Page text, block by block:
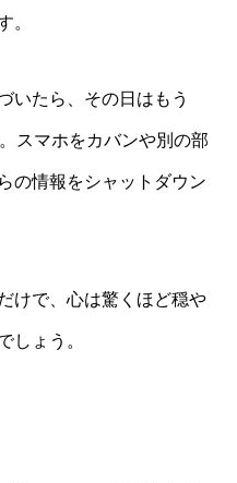
。
いたら、その日はもう
スマホをカバンや別の部
の情報をシャットダウン
けで、心は驚くほど穏や
しょう。